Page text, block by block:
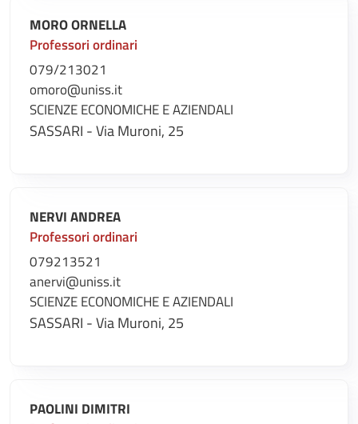
MORO ORNELLA
Professori ordinari
079/213021
omoro@uniss.it
SCIENZE ECONOMICHE E AZIENDALI
SASSARI - Via Muroni, 25
NERVI ANDREA
Professori ordinari
079213521
anervi@uniss.it
SCIENZE ECONOMICHE E AZIENDALI
SASSARI - Via Muroni, 25
PAOLINI DIMITRI